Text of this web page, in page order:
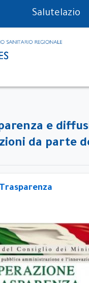
Salutelazio
e
da parte
Trasparenza